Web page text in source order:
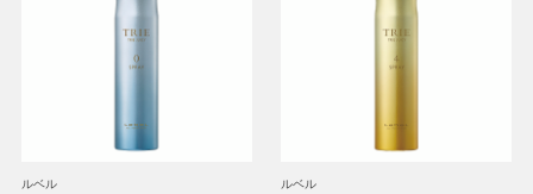
ルベル ルベル